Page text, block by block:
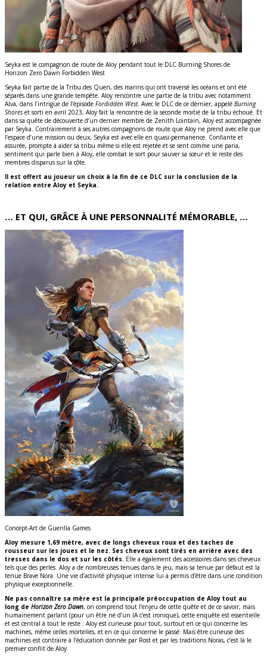
Seyka est le compagnon de route de Aloy pendant tout le DLC Burning Shores de
Horizon Zero Dawn Forbidden West
Seyka fait partie de la Tribu des Quen, des marins qui ont traversé les océans et ont été
séparés dans une grande tempête. Aloy rencontre une partie de la tribu avec notamment
Alva, dans l’intrigue de l’épisode Fordidden West. Avec le DLC de ce dernier, appelé Burning
Shores et sorti en avril 2023, Aloy fait la rencontre de la seconde moitié de la tribu échoué. Et
dans sa quête de découverte d’un dernier membre de Zenith Lointain, Aloy est accompagnée
par Seyka. Contrairement à ses autres compagnons de route que Aloy ne prend avec elle que
l’espace d’une mission ou deux, Seyka est avec elle en quasi-permanence. Confiante et
assurée, prompte à aider sa tribu même si elle est rejetée et se sent comme une paria,
sentiment qui parle bien à Aloy, elle combat le sort pour sauver sa sœur et le reste des
membres disparus sur la côte.
Il est offert au joueur un choix à la fin de ce DLC sur la conclusion de la
relation entre Aloy et Seyka.
… ET QUI, GRÂCE À UNE PERSONNALITÉ MÉMORABLE, …
Concept-Art de Guerilla Games
Aloy mesure 1,69 mètre, avec de longs cheveux roux et des taches de
rousseur sur les joues et le nez. Ses cheveux sont tirés en arrière avec des
tresses dans le dos et sur les côtés. Elle a également des accessoires dans ses cheveux
tels que des perles. Aloy a de nombreuses tenues dans le jeu, mais sa tenue par défaut est la
tenue Brave Nora. Une vie d’activité physique intense lui a permis d’être dans une condition
physique exceptionnelle.
Ne pas connaître sa mère est la principale préoccupation de Aloy tout au
long de Horizon Zero Dawn, on comprend tout l’enjeu de cette quête et de ce savoir, mais
humainement parlant (pour un être né d’un IA c’est ironique), cette enquête est essentielle
et est central à tout le reste : Aloy est curieuse pour tout, surtout en ce qui concerne les
machines, même celles mortelles, et en ce qui concerne le passé. Mais être curieuse des
machines est contraire à l’éducation donnée par Rost et par les traditions Noras, c’est là le
premier conflit de Aloy.